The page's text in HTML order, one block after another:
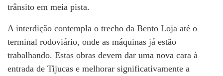
trânsito em meia pista.
A interdição contempla o trecho da Bento Loja até o
terminal rodoviário, onde as máquinas já estão
trabalhando. Estas obras devem dar uma nova cara à
entrada de Tijucas e melhorar significativamente a